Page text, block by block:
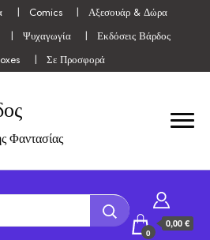
Comics
Αξεσουάρ & Δώρα
Ψυχαγωγία
Εκδόσεις Βάρδος
Σε Προσφορά
Φαντασίας
0
0,00 €